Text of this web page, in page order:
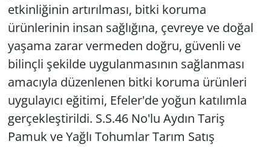
etkinliğinin artırılması, bitki koruma
ürünlerinin insan sağlığına, çevreye ve doğal
yaşama zarar vermeden doğru, güvenli ve
bilinçli şekilde uygulanmasının sağlanması
amacıyla düzenlenen bitki koruma ürünleri
uygulayıcı eğitimi, Efeler'de yoğun katılımla
gerçekleştirildi. S.S.46 No'lu Aydın Tariş
Pamuk ve Yağlı Tohumlar Tarım Satış